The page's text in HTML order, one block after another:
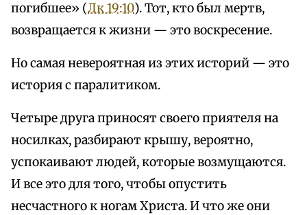
погибшее» (Лк 19:10). Тот, кто был мертв,
возвращается к жизни — это воскресение.
Но самая невероятная из этих историй — это
история с паралитиком.
Четыре друга приносят своего приятеля на
носилках, разбирают крышу, вероятно,
успокаивают людей, которые возмущаются.
И все это для того, чтобы опустить
несчастного к ногам Христа. И что же они